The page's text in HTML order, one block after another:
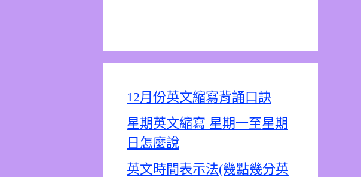
12月份英文縮寫背誦口訣
星期英文縮寫 星期一至星期
日怎麼說
英文時間表示法(幾點幾分英